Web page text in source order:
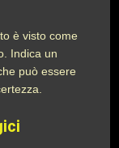
è visto come
Indica un
può essere